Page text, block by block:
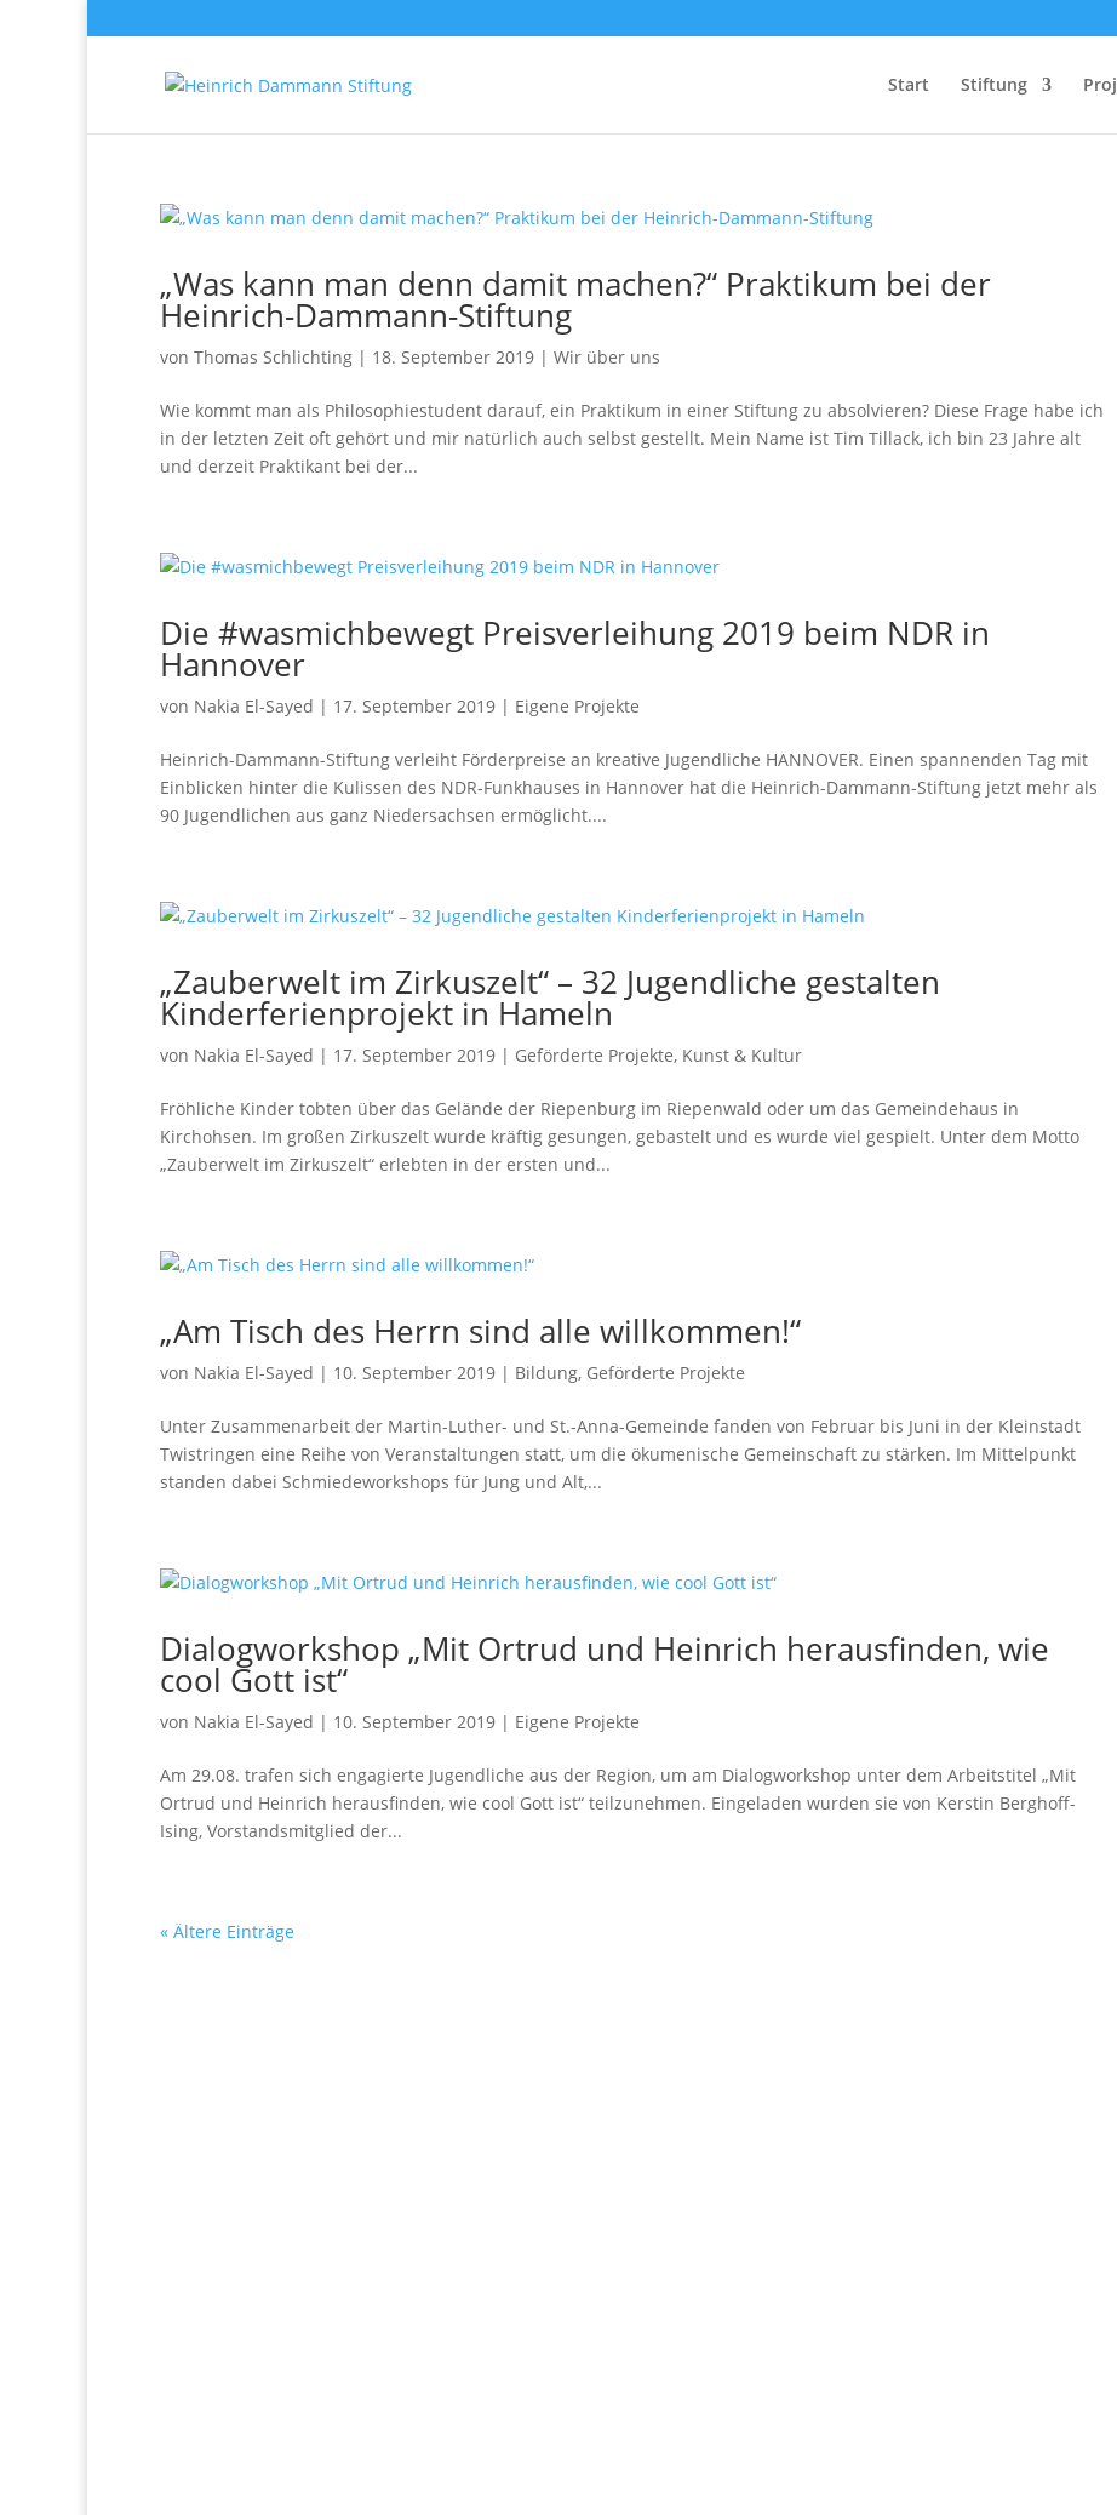
Start Stiftung
„Was kann man denn damit machen?“ Praktikum bei der
Heinrich-Dammann-Stiftung
von Thomas Schlichting | 18. September 2019 | Wir über uns
Wie kommt man als Philosophiestudent darauf, ein Praktikum in einer Stiftung zu absolvieren? Diese Frage habe ich
in der letzten Zeit oft gehört und mir natürlich auch selbst gestellt. Mein Name ist Tim Tillack, ich bin 23 Jahre alt
und derzeit Praktikant bei der...
Die #wasmichbewegt Preisverleihung 2019 beim NDR in
Hannover
von Nakia El-Sayed | 17. September 2019 | Eigene Projekte
Heinrich-Dammann-Stiftung verleiht Förderpreise an kreative Jugendliche HANNOVER. Einen spannenden Tag mit
Einblicken hinter die Kulissen des NDR-Funkhauses in Hannover hat die Heinrich-Dammann-Stiftung jetzt mehr als
90 Jugendlichen aus ganz Niedersachsen ermöglicht....
„Zauberwelt im Zirkuszelt“ – 32 Jugendliche gestalten
Kinderferienprojekt in Hameln
von Nakia El-Sayed | 17. September 2019 | Geförderte Projekte, Kunst & Kultur
Fröhliche Kinder tobten über das Gelände der Riepenburg im Riepenwald oder um das Gemeindehaus in
Kirchohsen. Im großen Zirkuszelt wurde kräftig gesungen, gebastelt und es wurde viel gespielt. Unter dem Motto
„Zauberwelt im Zirkuszelt“ erlebten in der ersten und...
„Am Tisch des Herrn sind alle willkommen!“
von Nakia El-Sayed | 10. September 2019 | Bildung, Geförderte Projekte
Unter Zusammenarbeit der Martin-Luther- und St.-Anna-Gemeinde fanden von Februar bis Juni in der Kleinstadt
Twistringen eine Reihe von Veranstaltungen statt, um die ökumenische Gemeinschaft zu stärken. Im Mittelpunkt
standen dabei Schmiedeworkshops für Jung und Alt,...
Dialogworkshop „Mit Ortrud und Heinrich herausfinden, wie
cool Gott ist“
von Nakia El-Sayed | 10. September 2019 | Eigene Projekte
Am 29.08. trafen sich engagierte Jugendliche aus der Region, um am Dialogworkshop unter dem Arbeitstitel „Mit
Ortrud und Heinrich herausfinden, wie cool Gott ist“ teilzunehmen. Eingeladen wurden sie von Kerstin Berghoff-
Ising, Vorstandsmitglied der...
« Ältere Einträge